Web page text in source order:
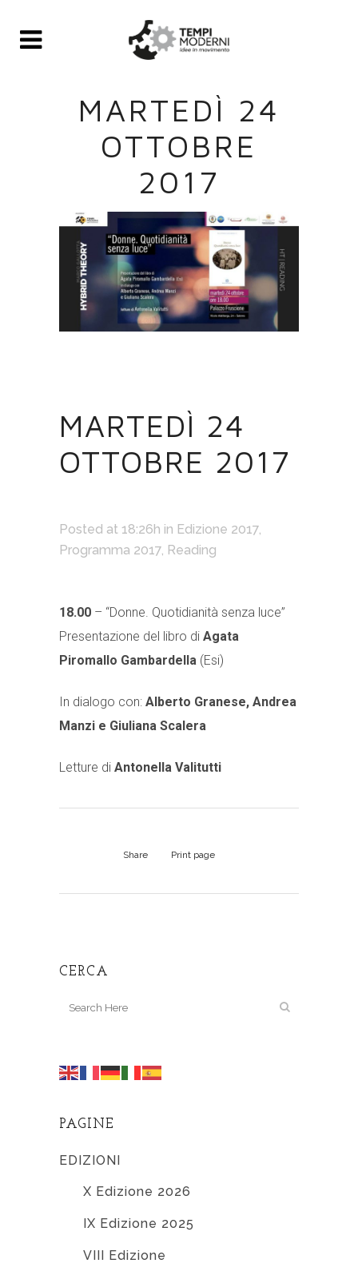
MARTEDÌ 24
OTTOBRE
2017
MARTEDÌ 24
OTTOBRE 2017
Posted at 18:26h in Edizione 2017,
Programma 2017, Reading
18.00 – “Donne. Quotidianità senza luce”
Presentazione del libro di Agata
Piromallo Gambardella (Esi)
In dialogo con: Alberto Granese, Andrea
Manzi e Giuliana Scalera
Letture di Antonella Valitutti
Share Print page
CERCA
PAGINE
EDIZIONI
X Edizione 2026
IX Edizione 2025
VIII Edizione